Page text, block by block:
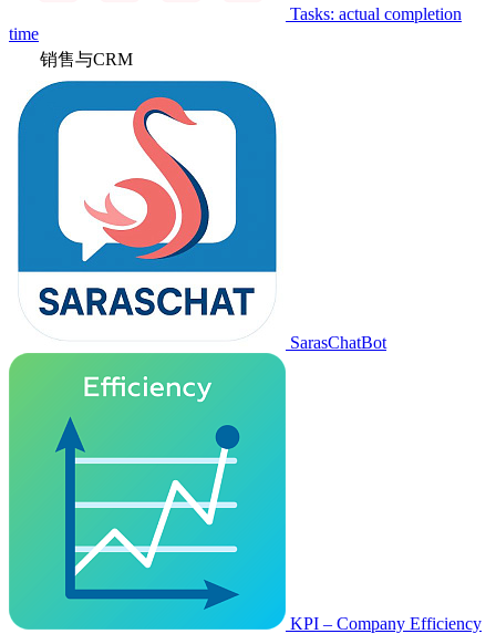
Tasks: actual completion
time
销售与CRM
SarasChatBot
KPI – Company Efficiency